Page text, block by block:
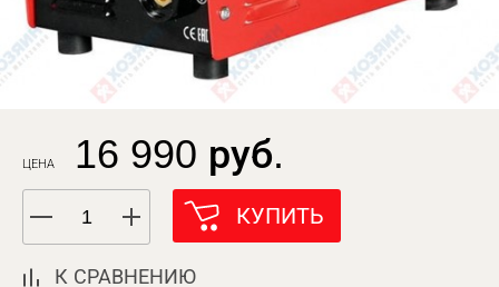
ЦЕНА 16 990 руб.
КУПИТЬ
К СРАВНЕНИЮ